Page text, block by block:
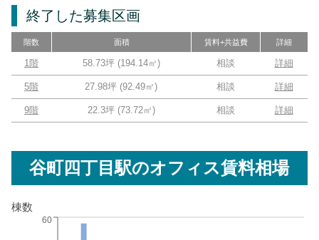
終了した募集区画
階数 面積 賃料+共益費 詳細
1階 58.73坪 (194.14㎡) 相談 詳細
5階 27.98坪 (92.49㎡) 相談 詳細
9階 22.3坪 (73.72㎡) 相談 詳細
谷町四丁目駅のオフィス賃料相場
棟数
60